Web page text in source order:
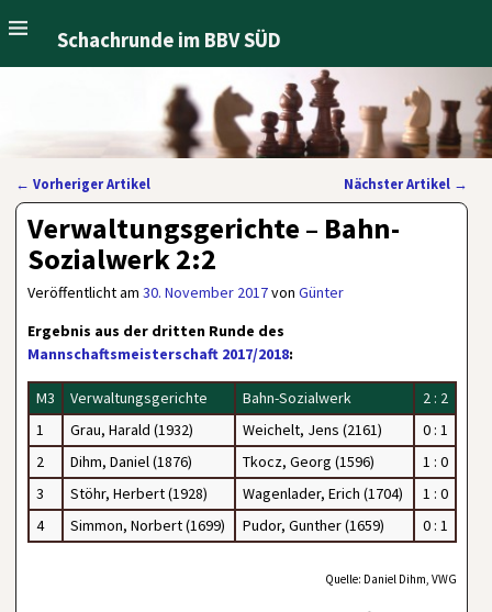
Schachrunde im BBV SÜD
Artikelnavigation
← Vorheriger Artikel Nächster Artikel →
Verwaltungsgerichte – Bahn-
Sozialwerk 2:2
Veröffentlicht am30. November 2017vonGünter
Ergebnis aus der dritten Runde des
Mannschaftsmeisterschaft 2017/2018:
M3 Verwaltungsgerichte Bahn-Sozialwerk
2 : 2
1
Grau, Harald (1932) Weichelt, Jens (2161)
0 : 1
2
Dihm, Daniel (1876) Tkocz, Georg (1596)
1 : 0
3
Stöhr, Herbert (1928) Wagenlader, Erich (1704)
1 : 0
4
Simmon, Norbert (1699) Pudor, Gunther (1659) 0 : 1
Quelle: Daniel Dihm, VWG